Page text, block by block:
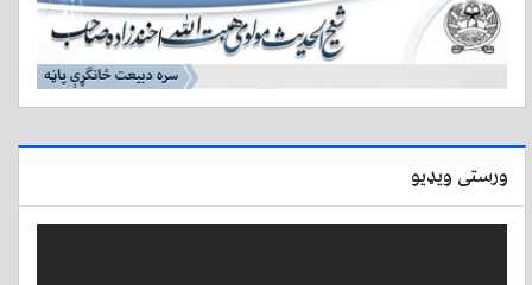
ورستی ویډیو